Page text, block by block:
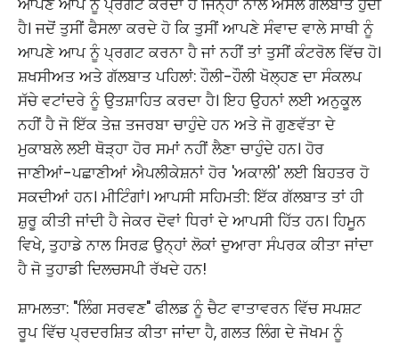
ਆਪਣੇ ਆਪ ਨੂੰ ਪ੍ਰਗਟ ਕਰਦਾ ਹੈ ਜਿਨ੍ਹਾਂ ਨਾਲ ਅਸਲ ਗੱਲਬਾਤ ਹੁੰਦੀ
ਹੈ। ਜਦੋਂ ਤੁਸੀਂ ਫੈਸਲਾ ਕਰਦੇ ਹੋ ਕਿ ਤੁਸੀਂ ਆਪਣੇ ਸੰਵਾਦ ਵਾਲੇ ਸਾਥੀ ਨੂੰ
ਆਪਣੇ ਆਪ ਨੂੰ ਪ੍ਰਗਟ ਕਰਨਾ ਹੈ ਜਾਂ ਨਹੀਂ ਤਾਂ ਤੁਸੀਂ ਕੰਟਰੋਲ ਵਿੱਚ ਹੋ।
ਸ਼ਖਸੀਅਤ ਅਤੇ ਗੱਲਬਾਤ ਪਹਿਲਾਂ: ਹੌਲੀ-ਹੌਲੀ ਖੋਲ੍ਹਣ ਦਾ ਸੰਕਲਪ
ਸੱਚੇ ਵਟਾਂਦਰੇ ਨੂੰ ਉਤਸ਼ਾਹਿਤ ਕਰਦਾ ਹੈ। ਇਹ ਉਹਨਾਂ ਲਈ ਅਨੁਕੂਲ
ਨਹੀਂ ਹੈ ਜੋ ਇੱਕ ਤੇਜ਼ ਤਜਰਬਾ ਚਾਹੁੰਦੇ ਹਨ ਅਤੇ ਜੋ ਗੁਣਵੱਤਾ ਦੇ
ਮੁਕਾਬਲੇ ਲਈ ਥੋੜ੍ਹਾ ਹੋਰ ਸਮਾਂ ਨਹੀਂ ਲੈਣਾ ਚਾਹੁੰਦੇ ਹਨ। ਹੋਰ
ਜਾਣੀਆਂ-ਪਛਾਣੀਆਂ ਐਪਲੀਕੇਸ਼ਨਾਂ ਹੋਰ 'ਅਕਾਲੀ' ਲਈ ਬਿਹਤਰ ਹੋ
ਸਕਦੀਆਂ ਹਨ। ਮੀਟਿੰਗਾਂ। ਆਪਸੀ ਸਹਿਮਤੀ: ਇੱਕ ਗੱਲਬਾਤ ਤਾਂ ਹੀ
ਸ਼ੁਰੂ ਕੀਤੀ ਜਾਂਦੀ ਹੈ ਜੇਕਰ ਦੋਵਾਂ ਧਿਰਾਂ ਦੇ ਆਪਸੀ ਹਿੱਤ ਹਨ। ਹਿਮੂਨ
ਵਿਖੇ, ਤੁਹਾਡੇ ਨਾਲ ਸਿਰਫ਼ ਉਨ੍ਹਾਂ ਲੋਕਾਂ ਦੁਆਰਾ ਸੰਪਰਕ ਕੀਤਾ ਜਾਂਦਾ
ਹੈ ਜੋ ਤੁਹਾਡੀ ਦਿਲਚਸਪੀ ਰੱਖਦੇ ਹਨ!
ਸ਼ਾਮਲਤਾ: "ਲਿੰਗ ਸਰਵਣ" ਫੀਲਡ ਨੂੰ ਚੈਟ ਵਾਤਾਵਰਨ ਵਿੱਚ ਸਪਸ਼ਟ
ਰੂਪ ਵਿੱਚ ਪ੍ਰਦਰਸ਼ਿਤ ਕੀਤਾ ਜਾਂਦਾ ਹੈ, ਗਲਤ ਲਿੰਗ ਦੇ ਜੋਖਮ ਨੂੰ